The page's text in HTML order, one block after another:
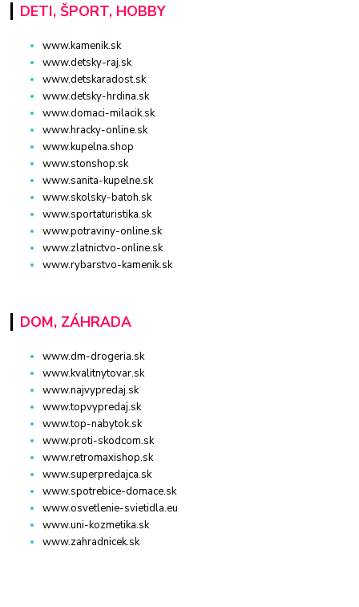
DETI, ŠPORT, HOBBY
www.kamenik.sk
www.detsky-raj.sk
www.detskaradost.sk
www.detsky-hrdina.sk
www.domaci-milacik.sk
www.hracky-online.sk
www.kupelna.shop
www.stonshop.sk
www.sanita-kupelne.sk
www.skolsky-batoh.sk
www.sportaturistika.sk
www.potraviny-online.sk
www.zlatnictvo-online.sk
www.rybarstvo-kamenik.sk
DOM, ZÁHRADA
www.dm-drogeria.sk
www.kvalitnytovar.sk
www.najvypredaj.sk
www.topvypredaj.sk
www.top-nabytok.sk
www.proti-skodcom.sk
www.retromaxishop.sk
www.superpredajca.sk
www.spotrebice-domace.sk
www.osvetlenie-svietidla.eu
www.uni-kozmetika.sk
www.zahradnicek.sk